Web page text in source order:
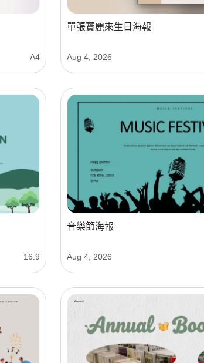
A4
單張寶麗來生日海報
Aug 4, 2026
16:9
音樂節海報
Aug 4, 2026